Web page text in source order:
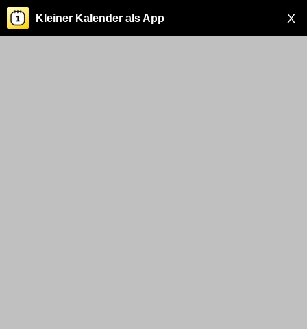
X
Kleiner Kalender als App